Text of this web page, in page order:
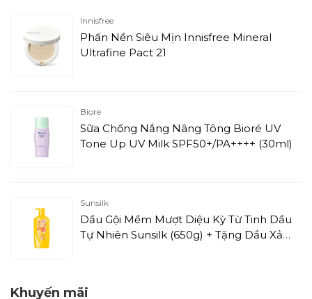
Innisfree
Phấn Nền Siêu Mịn Innisfree Mineral
Ultrafine Pact 21
Biore
Sữa Chống Nắng Nâng Tông Bioré UV
Tone Up UV Milk SPF50+/PA++++ (30ml)
Sunsilk
Dầu Gội Mềm Mượt Diệu Kỳ Từ Tinh Dầu
Tự Nhiên Sunsilk (650g) + Tặng Dầu Xả
Khuyến mãi